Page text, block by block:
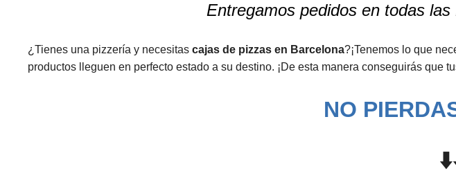
Entregamos pedidos en todas
¿Tienes una pizzería y necesitas cajas de pizzas en Barcelona?¡Tenemos lo que
productos lleguen en perfecto estado a su destino. ¡De esta manera conseguirás que
NO